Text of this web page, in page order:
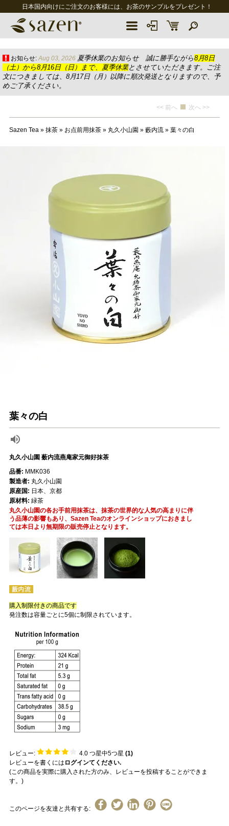
日本国内向けにご注文のお客様には、お茶のサンプルをプレゼント！
お知らせ: Aug 03, 2026 夏季休業のお知らせ 誠に勝手ながら8月8日
（土）から8月16日（日）まで、夏季休業とさせていただきます。ご注
文につきましては、8月17日（月）以降に順次発送となりますので、予
めご了承ください。
<< 前へ 次へ >>
Sazen Tea» 抹茶» お点前用抹茶» 丸久小山園 » 藪内流» 葉々の白
葉々の白
丸久小山園 薮内流燕庵家元御好抹茶
購入制限付きの商品です
発注数は容量ごとに5個に制限されています。
レビュー: 4.0つ星中5つ星 (1)
レビューを書くには ログインてください.
(この商品を実際に購入された方のみ、レビューを投稿することができま
す。)
このページを友達と共有する:
品番: MMK036
製造者: 丸久小山園
原産国: 日本、京都
原材料: 緑茶
丸久小山園の各お手前用抹茶は、抹茶の世界的な人気の高まりに伴
う品薄の影響もあり、Sazen Teaのオンラインショップにおきまし
ては本日より無期限の販売停止となります。